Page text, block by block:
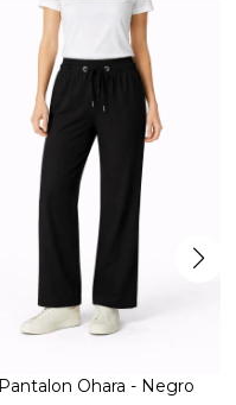
Pantalon Ohara - Negro